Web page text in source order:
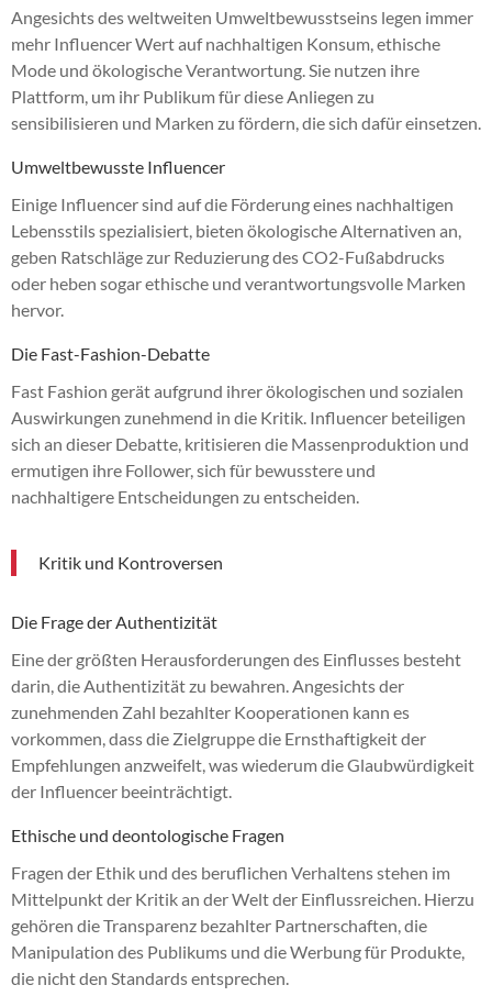
Angesichts des weltweiten Umweltbewusstseins legen immer
mehr Influencer Wert auf nachhaltigen Konsum, ethische
Mode und ökologische Verantwortung. Sie nutzen ihre
Plattform, um ihr Publikum für diese Anliegen zu
sensibilisieren und Marken zu fördern, die sich dafür einsetzen.
Umweltbewusste Influencer
Einige Influencer sind auf die Förderung eines nachhaltigen
Lebensstils spezialisiert, bieten ökologische Alternativen an,
geben Ratschläge zur Reduzierung des CO2-Fußabdrucks
oder heben sogar ethische und verantwortungsvolle Marken
hervor.
Die Fast-Fashion-Debatte
Fast Fashion gerät aufgrund ihrer ökologischen und sozialen
Auswirkungen zunehmend in die Kritik. Influencer beteiligen
sich an dieser Debatte, kritisieren die Massenproduktion und
ermutigen ihre Follower, sich für bewusstere und
nachhaltigere Entscheidungen zu entscheiden.
Kritik und Kontroversen
Die Frage der Authentizität
Eine der größten Herausforderungen des Einflusses besteht
darin, die Authentizität zu bewahren. Angesichts der
zunehmenden Zahl bezahlter Kooperationen kann es
vorkommen, dass die Zielgruppe die Ernsthaftigkeit der
Empfehlungen anzweifelt, was wiederum die Glaubwürdigkeit
der Influencer beeinträchtigt.
Ethische und deontologische Fragen
Fragen der Ethik und des beruflichen Verhaltens stehen im
Mittelpunkt der Kritik an der Welt der Einflussreichen. Hierzu
gehören die Transparenz bezahlter Partnerschaften, die
Manipulation des Publikums und die Werbung für Produkte,
die nicht den Standards entsprechen.